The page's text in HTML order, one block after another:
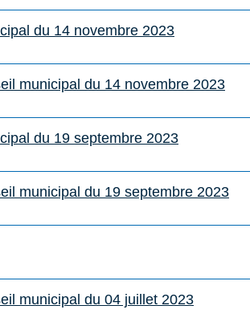
du 14 novembre 2023
municipal du 14 novembre 2023
du 19 septembre 2023
municipal du 19 septembre 2023
municipal du 04 juillet 2023